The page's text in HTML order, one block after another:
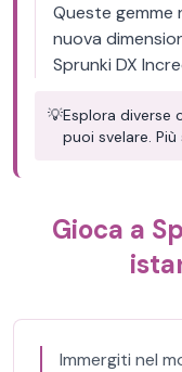
Queste gemme
nuova
Sprunki DX
💡Esplora diverse
puoi svelare.
Gioca a
Immergiti nel